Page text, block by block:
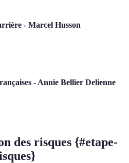
- Marcel Husson
- Annie Bellier Delienne
des risques {#etape-